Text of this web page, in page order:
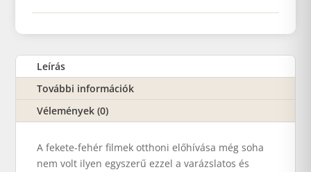
Leírás
További információk
Vélemények (0)
A fekete-fehér filmek otthoni előhívása még soha
nem volt ilyen egyszerű ezzel a varázslatos és